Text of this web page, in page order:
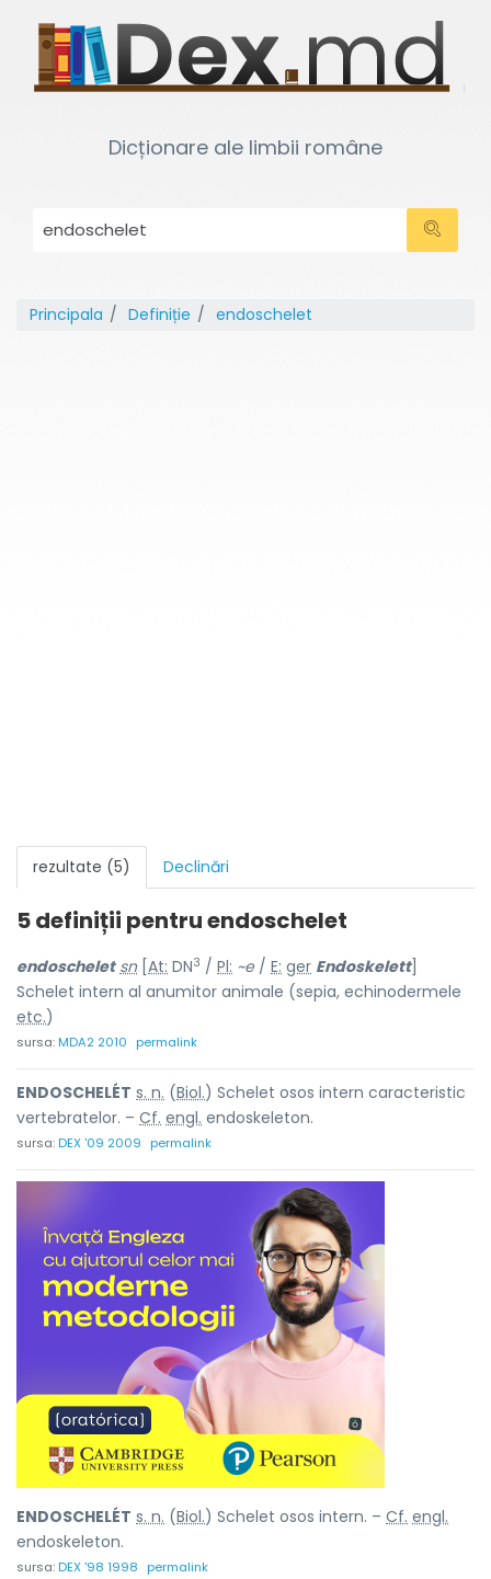
Dicționare ale limbii române
Principala Definiție endoschelet
rezultate (5) Declinări
5 definiții pentruendoschelet
endoschelet sn[ At: DN3 / Pl: ~e/ E: ger Endoskelett]
Schelet intern al anumitor animale (sepia, echinodermele
etc.)
sursa:MDA2 2010 permalink
ENDOSCHELÉT s. n. (Biol.) Schelet osos intern caracteristic
vertebratelor. – Cf. engl. endoskeleton.
sursa:DEX '09 2009 permalink
ENDOSCHELÉT s. n. (Biol.) Schelet osos intern. – Cf. engl.
endoskeleton.
sursa:DEX '98 1998 permalink